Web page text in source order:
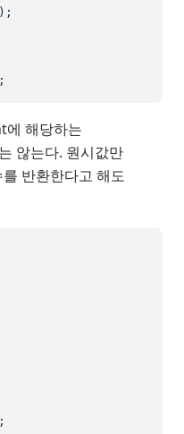
);
에 해당하는
않는다. 원시값만
반환한다고 해도